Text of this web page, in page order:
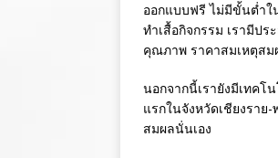
ออกแบบฟรี ไม่มีขั้นต่ำใ
ทำเสื้อกิจกรรม เรามีป
คุณภาพ ราคาสมเหตุส
นอกจากนี้เรายังมีเทคโ
แรกในจังหวัดเชียงราย
สมผลนั่นเอง